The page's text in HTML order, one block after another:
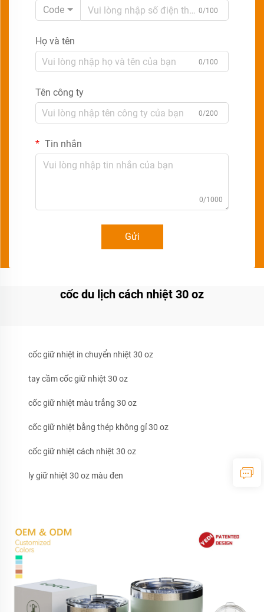
Code
0/100
Họ và tên
0/100
Tên công ty
0/200
Tin nhắn
0/1000
Gửi
cốc du lịch cách nhiệt 30 oz
cốc giữ nhiệt in chuyển nhiệt 30 oz
tay cầm cốc giữ nhiệt 30 oz
cốc giữ nhiệt màu trắng 30 oz
cốc giữ nhiệt bằng thép không gỉ 30 oz
cốc giữ nhiệt cách nhiệt 30 oz
ly giữ nhiệt 30 oz màu đen